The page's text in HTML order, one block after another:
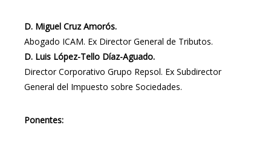
D. Miguel Cruz Amorós.
Abogado ICAM. Ex Director General de Tributos.
D. Luis López-Tello Díaz-Aguado.
Director Corporativo Grupo Repsol. Ex Subdirector
General del Impuesto sobre Sociedades.
Ponentes: